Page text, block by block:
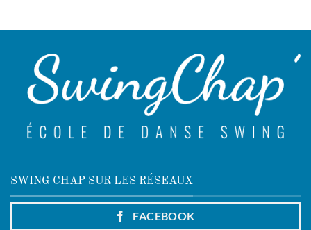
SWING CHAP SUR LES RÉSEAUX
FACEBOOK